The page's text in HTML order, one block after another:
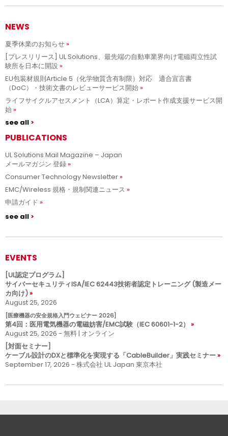
NEWS
夏季休業のお知らせ
[プレスリリース] UL Solutions、最先端の自動車業界向け電磁両立性試
験所を日本に開設
EU包装材規則Article 5（化学物質含有制限）対応 適合宣言書
（DoC）・技術文書のレビューサービス開始
ライフサイクルアセスメント（LCA）算定・レポート作成支援サービス開
始
see all
PUBLICATIONS
UL Solutions Mail Magazine – Japan
メールマガジン 登録
Consumer Technology Newsletter
EMC/Wireless 規格・規制関連ニュース
申請ガイド
see all
EVENTS
[UL認定プログラム]
サイバーセキュリティISA/IEC 62443技術者認定トレーニング (製造メー
カ向け)
August 25, 2026
[医療機器の安全規格入門ウェビナー 2026]
第4回：医用電気機器の電磁妨害/EMC試験（IEC 60601-1-2）
August 25, 2026 - 無料 | オンライン
[対面セミナー]
ケーブル設計のDXと標準化を実現する「CableBuilder」実践セミナー
September 17, 2026 - 株式会社 UL Japan 東京本社